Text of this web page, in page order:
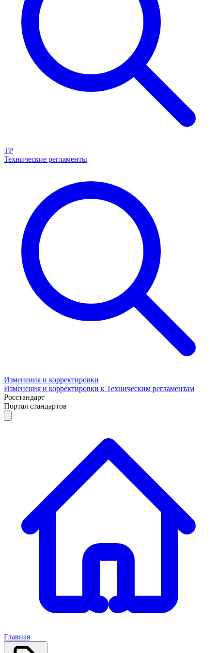
ТР
Технические регламенты
Изменения и корректировки
Изменения и корректировки к Техническим регламентам
Росстандарт
Портал стандартов
Главная